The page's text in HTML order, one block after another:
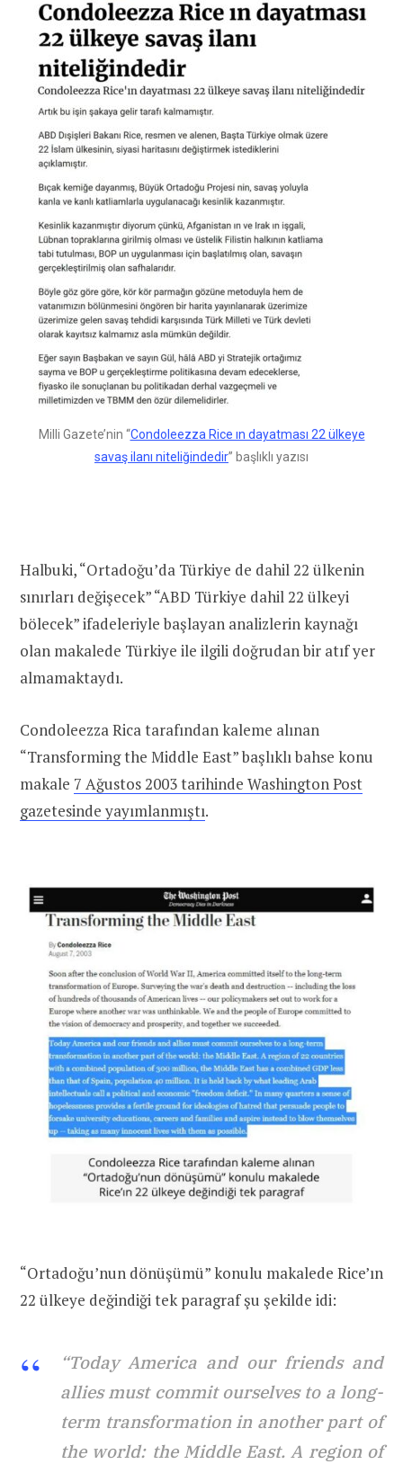
Milli Gazete’nin “Condoleezza Rice ın dayatması 22 ülkeye
savaş ilanı niteliğindedir” başlıklı yazısı
Halbuki, “Ortadoğu’da Türkiye de dahil 22 ülkenin
sınırları değişecek” “ABD Türkiye dahil 22 ülkeyi
bölecek” ifadeleriyle başlayan analizlerin kaynağı
olan makalede Türkiye ile ilgili doğrudan bir atıf yer
almamaktaydı.
Condoleezza Rica tarafından kaleme alınan
“Transforming the Middle East” başlıklı bahse konu
makale 7 Ağustos 2003 tarihinde Washington Post
gazetesinde yayımlanmıştı.
“Ortadoğu’nun dönüşümü” konulu makalede Rice’ın
22 ülkeye değindiği tek paragraf şu şekilde idi:
“Today America and our friends and
allies must commit ourselves to a long-
term transformation in another part of
the world: the Middle East. A region of